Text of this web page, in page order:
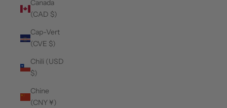
Canada
(CAD $)
Cap-Vert
(CVE $)
Chili (USD
$)
Chine
(CNY ¥)